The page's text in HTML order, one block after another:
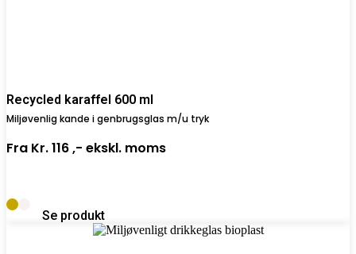
Recycled karaffel 600 ml
Miljøvenlig kande i genbrugsglas m/u tryk
Fra Kr. 116 ,- ekskl. moms
Se produkt